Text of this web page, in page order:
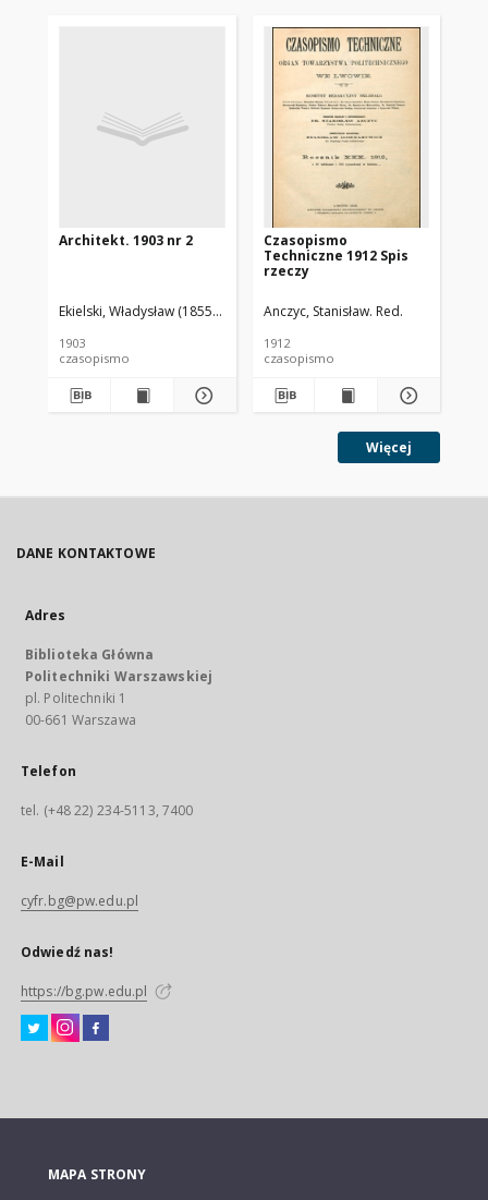
Architekt. 1903 nr 2
Ekielski, Władysław (1855-1927). Red.
1903
czasopismo
Czasopismo
Techniczne 1912 Spis
rzeczy
Anczyc, Stanisław. Red.
1912
czasopismo
Więcej
DANE KONTAKTOWE
Adres
Biblioteka Główna
Politechniki Warszawskiej
pl. Politechniki 1
00-661 Warszawa
Telefon
tel. (+48 22) 234-5113, 7400
E-Mail
cyfr.bg@pw.edu.pl
Odwiedź nas!
https://bg.pw.edu.pl
MAPA STRONY